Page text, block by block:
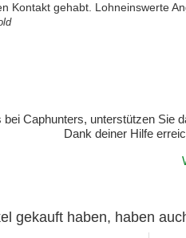
Kontakt gehabt. Lohneinswerte
Caphunters, unterstützen Sie
Dank deiner Hilfe
gekauft haben, haben